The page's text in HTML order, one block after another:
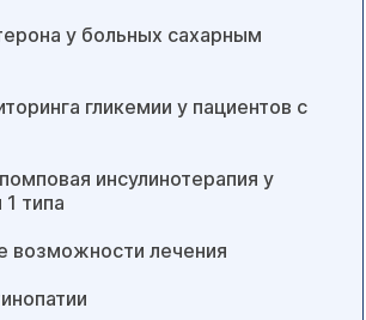
у больных сахарным
гликемии у пациентов с
инсулинотерапия у
типа
возможности лечения